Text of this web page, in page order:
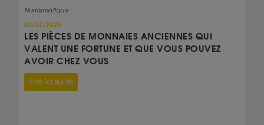
Numismatique
02/07/2025
LES PIÈCES DE MONNAIES ANCIENNES QUI
VALENT UNE FORTUNE ET QUE VOUS POUVEZ
AVOIR CHEZ VOUS
Lire la suite